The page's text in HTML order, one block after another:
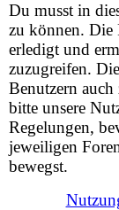
Du musst in
zu können. Die
erledigt und
zuzugreifen.
Benutzern auch
bitte unsere
Regelungen,
jeweiligen
bewegst.